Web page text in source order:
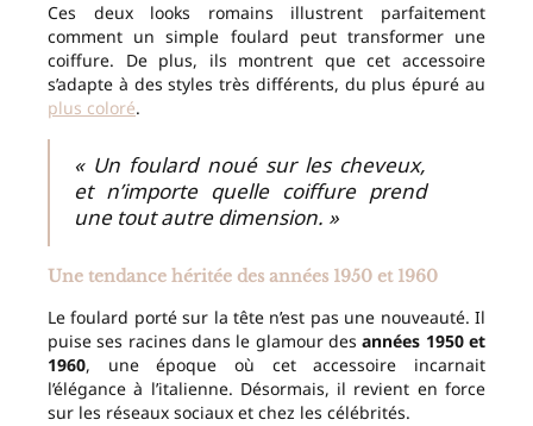
Ces deux looks romains illustrent parfaitement
comment un simple foulard peut transformer une
coiffure. De plus, ils montrent que cet accessoire
s’adapte à des styles très différents, du plus épuré au
plus coloré.
« Un foulard noué sur les cheveux,
et n’importe quelle coiffure prend
une tout autre dimension. »
Une tendance héritée des années 1950 et 1960
Le foulard porté sur la tête n’est pas une nouveauté. Il
puise ses racines dans le glamour desannées 1950 et
1960, une époque où cet accessoire incarnait
l’élégance à l’italienne. Désormais, il revient en force
sur les réseaux sociaux et chez les célébrités.